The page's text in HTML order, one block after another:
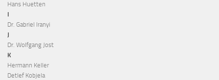
Hans Huetten
I
Dr. Gabriel Iranyi
J
Dr. Wolfgang Jost
K
Hermann Keller
Detlef Kobjela